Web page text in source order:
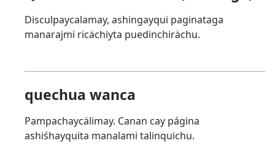
Disculpaycalamay, ashingayqui paginataga
manarajmi ricächiyta puedinchirächu.
quechua wanca
Pampachaycälimay. Canan cay página
ashiśhayquita manalami talinquichu.